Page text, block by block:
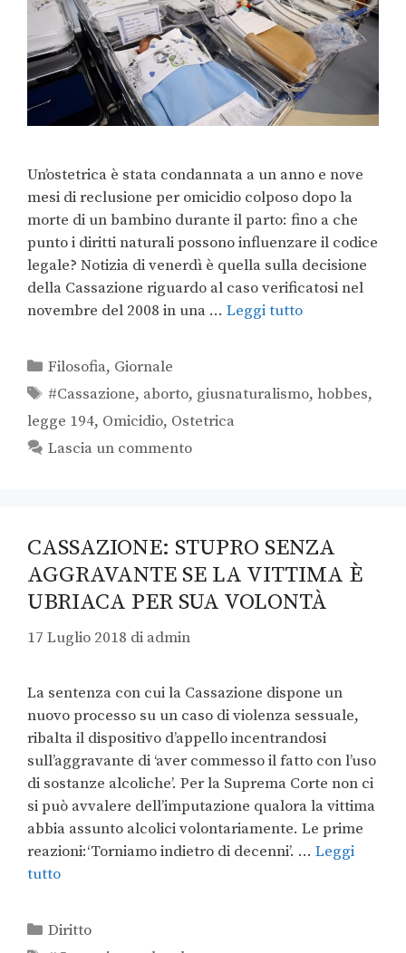
Un’ostetrica è stata condannata a un anno e nove
mesi di reclusione per omicidio colposo dopo la
morte di un bambino durante il parto: fino a che
punto i diritti naturali possono influenzare il codice
legale? Notizia di venerdì è quella sulla decisione
della Cassazione riguardo al caso verificatosi nel
novembre del 2008 in una … Leggi tutto
Filosofia, Giornale
#Cassazione, aborto, giusnaturalismo,hobbes,
legge 194, Omicidio, Ostetrica
Lascia un commento
CASSAZIONE: STUPRO SENZA
AGGRAVANTE SE LA VITTIMA È
UBRIACA PER SUA VOLONTÀ
17 Luglio 2018 di admin
La sentenza con cui la Cassazione dispone un
nuovo processo su un caso di violenza sessuale,
ribalta il dispositivo d’appello incentrandosi
sull’aggravante di ‘aver commesso il fatto con l’uso
di sostanze alcoliche’. Per la Suprema Corte non ci
si può avvalere dell’imputazione qualora la vittima
abbia assunto alcolici volontariamente. Le prime
reazioni:‘Torniamo indietro di decenni’. … Leggi
tutto
Diritto